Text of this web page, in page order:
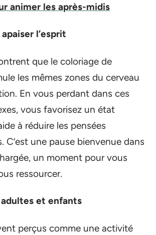
animer les après-midis
l’esprit
que le coloriage de
les mêmes zones du cerveau
En vous perdant dans ces
vous favorisez un état
à réduire les pensées
C’est une pause bienvenue dans
un moment pour vous
ressourcer.
et enfants
perçus comme une activité